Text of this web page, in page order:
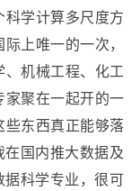
科学计算多尺度方
上唯一的一次，
机械工程、化工
家聚在一起开的一
些东西真正能够落
在国内推大数据及
据科学专业，很可